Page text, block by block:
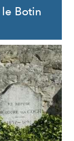
Botin